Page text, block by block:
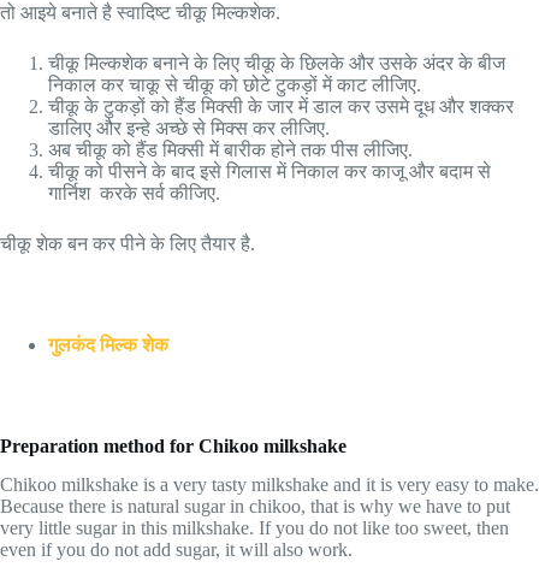
तो आइये बनाते है स्वादिष्ट चीकू मिल्कशेक.
चीकू मिल्कशेक बनाने के लिए चीकू के छिलके और उसके अंदर के बीज
निकाल कर चाकू से चीकू को छोटे टुकड़ों में काट लीजिए.
चीकू के टुकड़ों को हैंड मिक्सी के जार में डाल कर उसमे दूध और शक्कर
डालिए और इन्हे अच्छे से मिक्स कर लीजिए.
अब चीकू को हैंड मिक्सी में बारीक होने तक पीस लीजिए.
चीकू को पीसने के बाद इसे गिलास में निकाल कर काजू और बदाम से
गार्निश करके सर्व कीजिए.
चीकू शेक बन कर पीने के लिए तैयार है.
गुलकंद मिल्क शेक
Preparation method for Chikoo milkshake
Chikoo milkshake is a very tasty milkshake and it is very easy to make.
Because there is natural sugar in chikoo, that is why we have to put
very little sugar in this milkshake. If you do not like too sweet, then
even if you do not add sugar, it will also work.